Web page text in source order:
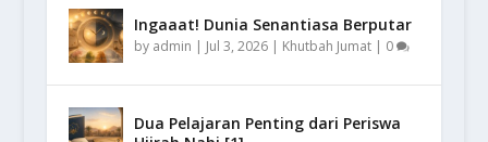
Ingaaat! Dunia Senantiasa Berputar
by admin | Jul 3, 2026| Khutbah Jumat| 0
Dua Pelajaran Penting dari Periswa